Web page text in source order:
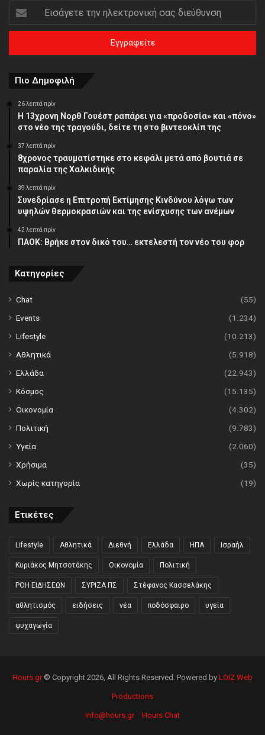
την
ηλεκτρονική
διεύθυνση
Πιο Δημοφιλή
26 λεπτά πρίν
Η 13χρονη Νορθ Γουέστ ραπάρει για «προδοσία» και «πόνο»
στο νέο της τραγούδι, δείτε τη στο βιντεοκλίπ της
37 λεπτά πρίν
8χρονος τραυματίστηκε στο κεφάλι μετά από βουτιά σε
παραλία της Χαλκιδικής
39 λεπτά πρίν
Συνεδρίασε η Επιτροπή Εκτίμησης Κινδύνου λόγω των
υψηλών θερμοκρασιών και της ενίσχυσης των ανέμων
42 λεπτά πρίν
ΠΑΟΚ: Βρήκε στον δικό του… εκτελεστή τον νέο του φορ
Κατηγορίες
Chat
(55)
Events
(1.234)
Lifestyle
(10.213)
Αθλητικά
(5.918)
Ελλάδα
(22.943)
Κόσμος
(15.135)
Οικονομία
(4.302)
Πολιτική
(9.783)
Υγεία
(2.060)
Χρήσιμα
(35)
Χωρίς κατηγορία
(19)
Ετικέτες
Lifestyle Αθλητικά Διεθνή Ελλάδα ΗΠΑ Ισραήλ
Κυριάκος Μητσοτάκης Οικονομία Πολιτική
ΡΟΗ ΕΙΔΗΣΕΩΝ ΣΥΡΙΖΑ ΠΣ Στέφανος Κασσελάκης
αθλητισμός ειδήσεις νέα ποδόσφαιρο υγεία
ψυχαγωγία
Hours.gr© Copyright 2026, All Rights Reserved. Powered by LOIZ Web
Productions
info@hours.gr Hours Chat